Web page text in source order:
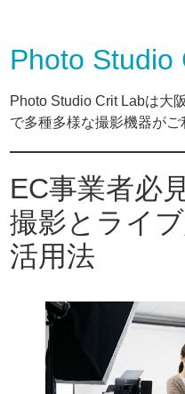
Photo Studio
Photo Studio Crit Labは大
で多種多様な撮影機器がご
EC事業者必
撮影とライ
活用法